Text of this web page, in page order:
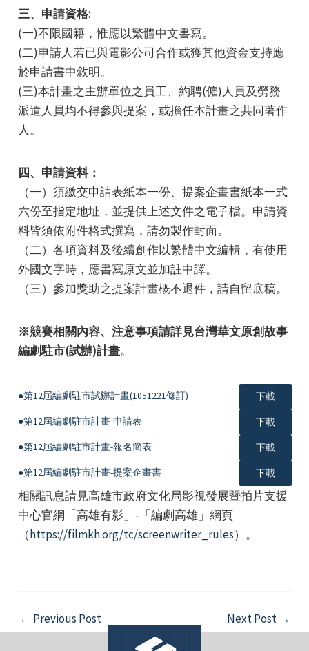
三、申請資格:
(一)不限國籍，惟應以繁體中文書寫。
(二)申請人若已與電影公司合作或獲其他資金支持應
於申請書中敘明。
(三)本計畫之主辦單位之員工、約聘(僱)人員及勞務
派遣人員均不得參與提案，或擔任本計畫之共同著作
人。
四、申請資料：
（一）須繳交申請表紙本一份、提案企畫書紙本一式
六份至指定地址，並提供上述文件之電子檔。申請資
料皆須依附件格式撰寫，請勿製作封面。
（二）各項資料及後續創作以繁體中文編輯，有使用
外國文字時，應書寫原文並加註中譯。
（三）參加獎助之提案計畫概不退件，請自留底稿。
※競賽相關內容、注意事項請詳見台灣華文原創故事
編劇駐市(試辦)計畫。
●第12屆編劇駐市試辦計畫(1051221修訂) 下載
●第12屆編劇駐市計畫-申請表 下載
●第12屆編劇駐市計畫-報名簡表 下載
●第12屆編劇駐市計畫-提案企畫書 下載
相關訊息請見高雄市政府文化局影視發展暨拍片支援
中心官網「高雄有影」-「編劇高雄」網頁
（https://filmkh.org/tc/screenwriter_rules）。
Post
navigation
← Previous Post Next Post →